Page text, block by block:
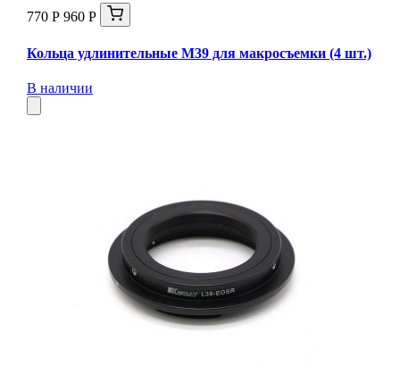
770 Р 960 Р
Кольца удлинительные М39 для макросъемки (4 шт.)
В наличии